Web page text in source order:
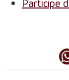
Participe